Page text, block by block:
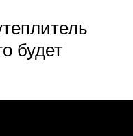
будет